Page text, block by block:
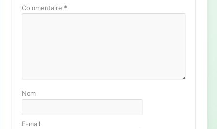
Commentaire *
Nom
E-mail